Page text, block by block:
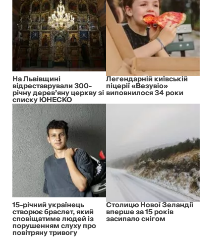
На Львівщині
відреставрували 300-
річну дерев’яну церкву зі
списку ЮНЕСКО
Легендарній київській
піцерії «Везувіо»
виповнилося 34 роки
15-річний українець
створює браслет, який
сповіщатиме людей із
порушенням слуху про
повітряну тривогу
Столицю Нової Зеландії
вперше за 15 років
засипало снігом